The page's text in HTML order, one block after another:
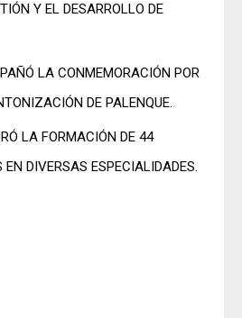
Y EL DESARROLLO DE
LA CONMEMORACIÓN POR
DE PALENQUE.
LA FORMACIÓN DE 44
DIVERSAS ESPECIALIDADES.